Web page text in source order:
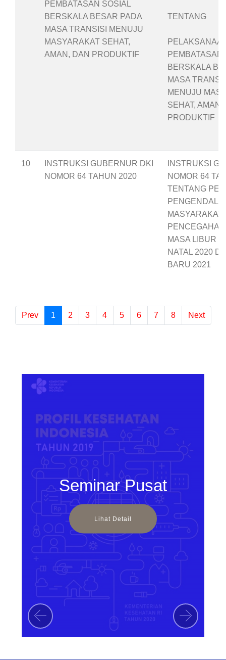
PEMBATASAN SOSIAL
BERSKALA BESAR PADA
MASA TRANSISI MENUJU
MASYARAKAT SEHAT,
AMAN, DAN PRODUKTIF
TENTANG
PEMBATASAN
BERSKALA
MASA
MENUJU
SEHAT, AMAN,
PRODUKTIF
10
INSTRUKSI GUBERNUR DKI
NOMOR 64 TAHUN 2020
INSTRUKSI
NOMOR 64
TENTANG
MASYARAKAT
MASA LIBUR
NATAL 2020
BARU 2021
Prev 1 (current)
2 3 4 5 6 7 8 Next
Seminar Pusat
Lihat Detail
Previous Next